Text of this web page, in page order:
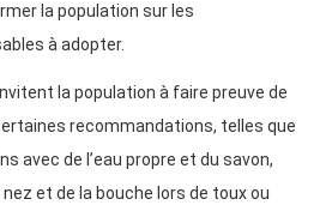
la population sur les
à adopter.
la population à faire preuve de
recommandations, telles que
avec de l’eau propre et du savon,
et de la bouche lors de toux ou